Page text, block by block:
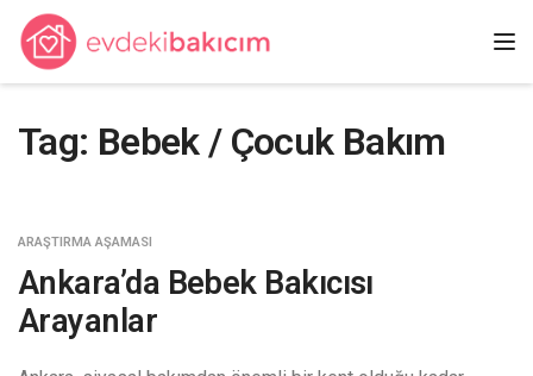
Tag: Bebek / Çocuk Bakım
ARAŞTIRMA AŞAMASI
Ankara’da Bebek Bakıcısı
Arayanlar